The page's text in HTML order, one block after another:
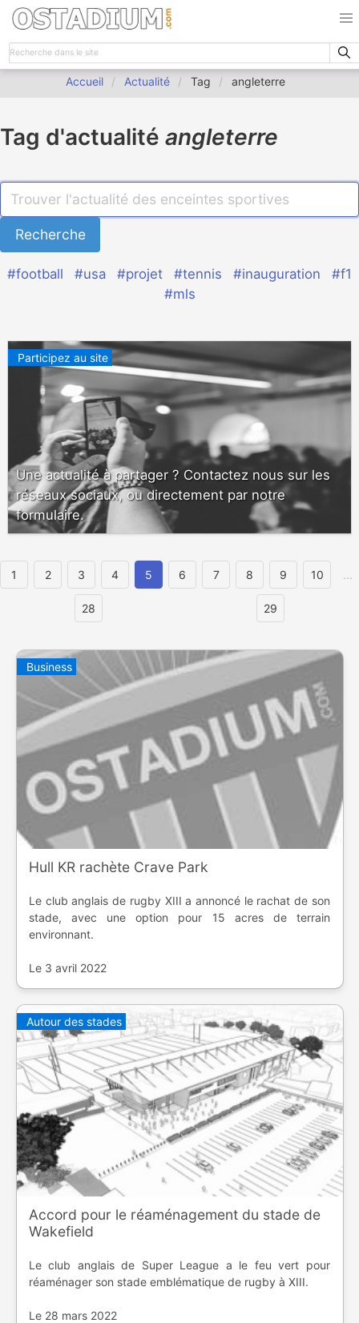
Accueil Actualité Tag angleterre
Tag d'actualité angleterre
#football #usa #projet #tennis #inauguration
#f1
#mls
Participez au site
Une actualité à partager ? Contactez nous sur les
réseaux sociaux, ou directement par notre
formulaire.
1 2 3 4 5 6 7 8 9 10 ...
28 29
Business
Hull KR rachète Crave Park
Le club anglais de rugby XIII a annoncé le rachat de son
stade, avec une option pour 15 acres de terrain
environnant.
Le 3 avril 2022
Autour des stades
Accord pour le réaménagement du stade de
Wakefield
Le club anglais de Super League a le feu vert pour
réaménager son stade emblématique de rugby à XIII.
Le 28 mars 2022